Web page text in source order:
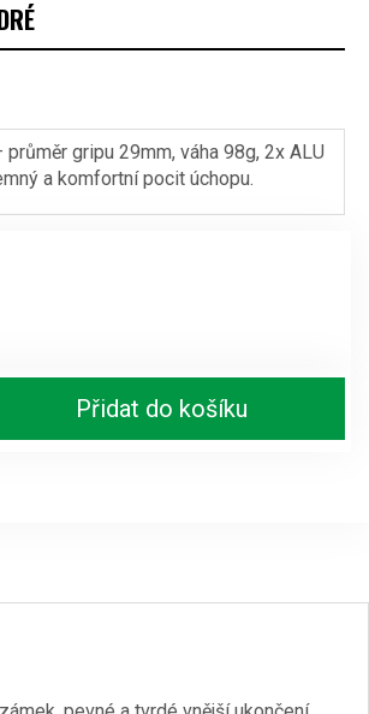
gripu 29mm, váha 98g, 2x ALU
a komfortní pocit úchopu.
Přidat do košíku